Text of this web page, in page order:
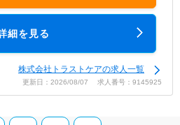
細を見る
株式会社トラストケアの求人一覧
更新日：2026/08/07 求人番号：9145925